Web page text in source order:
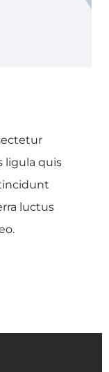
ligula quis
luctus